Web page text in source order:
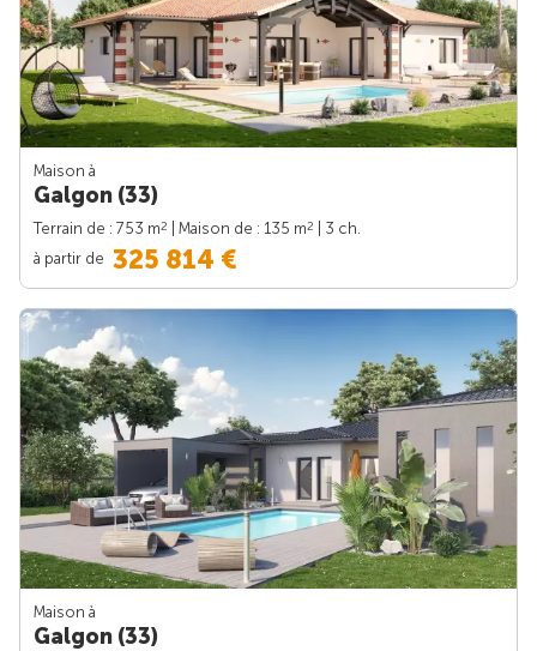
Maison à
Galgon (33)
Terrain de : 753 m2 | Maison de : 135 m2
| 3 ch.
à partir de 325 814 €
Maison à
Galgon (33)